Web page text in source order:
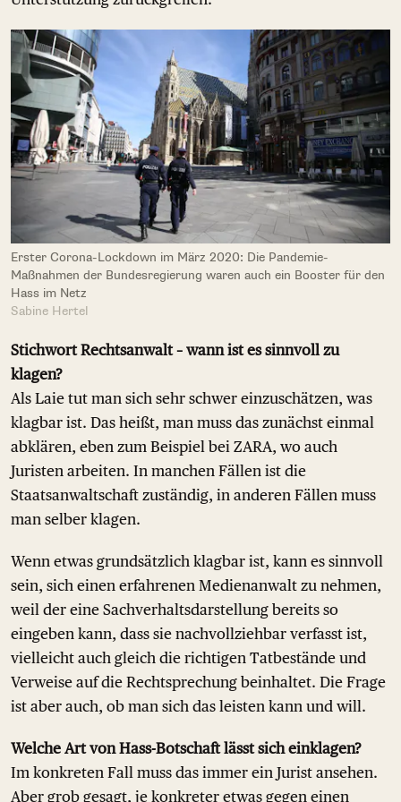
Erster Corona-Lockdown im März 2020: Die Pandemie-
Maßnahmen der Bundesregierung waren auch ein Booster für den
Hass im Netz
Sabine Hertel
Stichwort Rechtsanwalt – wann ist es sinnvoll zu
klagen?
Als Laie tut man sich sehr schwer einzuschätzen, was
klagbar ist. Das heißt, man muss das zunächst einmal
abklären, eben zum Beispiel bei ZARA, wo auch
Juristen arbeiten. In manchen Fällen ist die
Staatsanwaltschaft zuständig, in anderen Fällen muss
man selber klagen.
Wenn etwas grundsätzlich klagbar ist, kann es sinnvoll
sein, sich einen erfahrenen Medienanwalt zu nehmen,
weil der eine Sachverhaltsdarstellung bereits so
eingeben kann, dass sie nachvollziehbar verfasst ist,
vielleicht auch gleich die richtigen Tatbestände und
Verweise auf die Rechtsprechung beinhaltet. Die Frage
ist aber auch, ob man sich das leisten kann und will.
Welche Art von Hass-Botschaft lässt sich einklagen?
Im konkreten Fall muss das immer ein Jurist ansehen.
Aber grob gesagt, je konkreter etwas gegen einen